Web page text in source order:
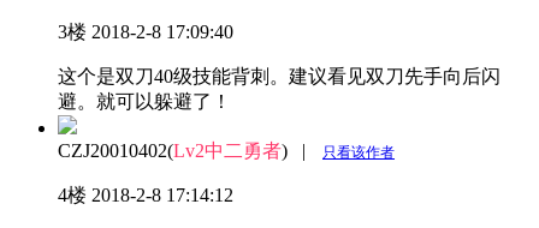
3楼 2018-2-8 17:09:40
这个是双刀40级技能背刺。建议看见双刀先手向后闪
避。就可以躲避了！
CZJ20010402(Lv2中二勇者) | 只看该作者
4楼 2018-2-8 17:14:12